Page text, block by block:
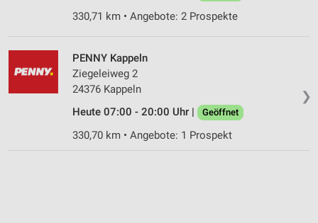
330,71 km • Angebote: 2 Prospekte
❯
PENNY Kappeln
Ziegeleiweg 2
24376 Kappeln
Heute 07:00 - 20:00 Uhr |
Geöffnet
330,70 km • Angebote: 1 Prospekt